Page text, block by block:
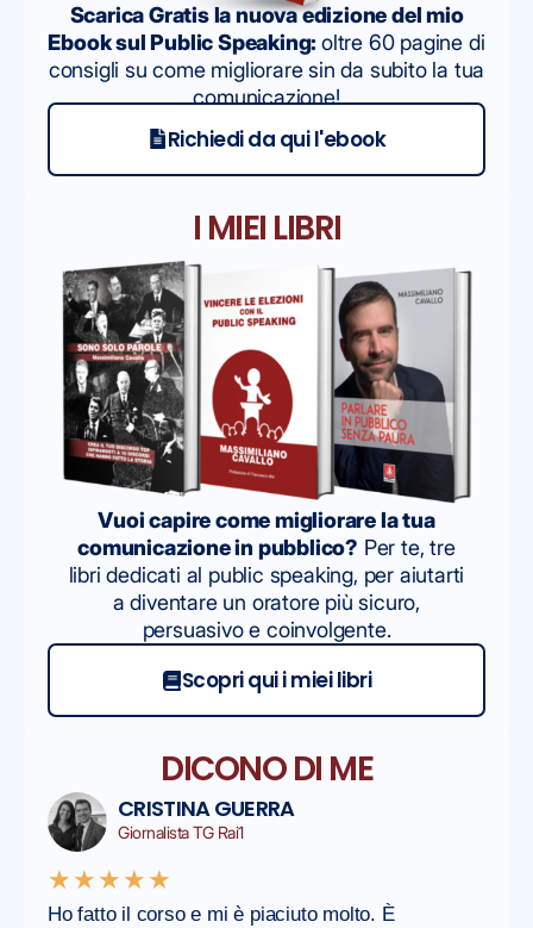
Scarica Gratis la nuova edizione del mio
Ebook sul Public Speaking:oltre 60 pagine di
consigli su come migliorare sin da subito la tua
comunicazione!
Richiedi da qui l'ebook
I MIEI LIBRI
Vuoi capire come migliorare la tua
comunicazione in pubblico? Per te, tre
libri dedicati al public speaking, per aiutarti
a diventare un oratore più sicuro,
persuasivo e coinvolgente.
Scopri qui i miei libri
DICONO DI ME
CRISTINA GUERRA
Giornalista TG Rai1
★★★★★
Ho fatto il corso e mi è piaciuto molto. È